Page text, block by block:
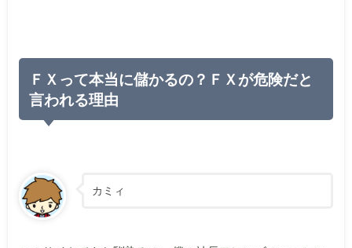
ＦＸって本当に儲かるの？ＦＸが危険だと
言われる理由
カミィ